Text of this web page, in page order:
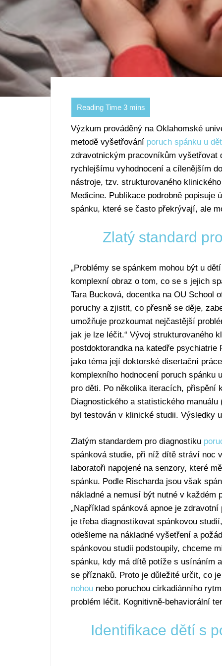
Výzkum prováděný na Oklahomské
metodě vyšetřování poruch spánku u
zdravotnickým pracovníkům vyšetřovat
rychlejšímu vyhodnocení a cílenějším
nástroje, tzv. strukturovaného
Medicine. Publikace podrobně popisuje
spánku, které se často překrývají, ale
Zlatý standard
„Problémy se spánkem mohou být u
komplexní obraz o tom, co se s jejich
Tara Bucková, docentka na OU School
poruchy a zjistit, co přesně se děje,
umožňuje prozkoumat nejčastější
jak je lze léčit.“ Vývoj strukturovaného
postdoktorandka na katedře
jako téma její doktorské disertační
komplexního hodnocení poruch spánku
pro děti. Po několika iteracích, přispění
Diagnostického a statistického
byl testován v klinické studii. Výsledky
Zlatým standardem pro diagnostiku
spánková studie, při níž dítě stráví noc
laboratoři napojené na senzory, které
spánku. Podle Rischarda jsou však
nákladné a nemusí být nutné v každém
„Například spánková apnoe je
je třeba diagnostikovat spánkovou
odešleme na nákladné vyšetření a
spánkovou studii podstoupily, chceme
spánku, kdy má dítě potíže s usínáním
se příznaků. Proto je důležité určit, co
nohou nebo poruchou cirkadiánního
problém léčit. Kognitivně-behaviorální
Identifikace dětí s